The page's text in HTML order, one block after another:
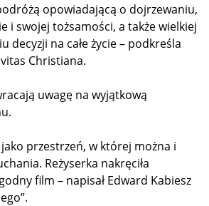
opowiadającą o dojrzewaniu,
i swojej tożsamości, a także wielkiej
decyzji na całe życie – podkreśla
Christiana.
uwagę na wyjątkową
jako przestrzeń, w której można i
Reżyserka nakręciła
film – napisał Edward Kabiesz